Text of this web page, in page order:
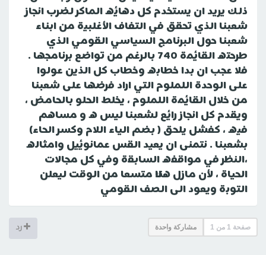
ذلك يريد ان يستخدم كل دهائه الماكر لضرب انجاز
شعبنا الذي تحقق في التفاف الأغلبية من ابناء
شعبنا حول البرنامج السياسي القومي الذي
طرحته القائمة 740 بالرغم من تواضع برنامجها .
فلا عجب ان بدا خطابه وخطاب كل الذين عولوا
على الوحدة اللملوم التي اراد فرضها على شعبنا
من خلال القائمة اللملوم ، يخلط الحلو بالحامض ،
ويقدم كل انجاز رائع لشعبنا ليس ه و مساهم
فيه ، كفشل يلحق ( بضم الياء اللام وكسر الحاء)
بشعبنا . نتمنى ان يعيد القس عمانوئيل وامثاله
،النظر في مواقفه السابقة وفي كل مجالات
الحياة ، لأن مازل هناك متسعا من الوقت ليعلن
التوبة ويعود الى الصف القومي
رد صفحة 1 من 1 مشاركة واحدة